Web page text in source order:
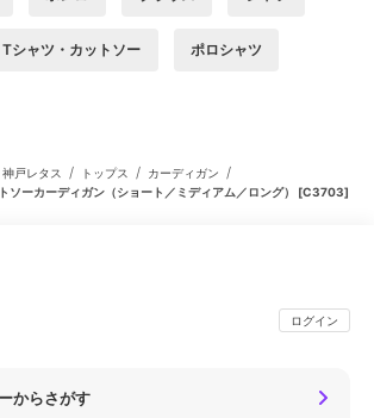
Tシャツ・カットソー ポロシャツ
神戸レタス / トップス / カーディガン /
ソーカーディガン（ショート／ミディアム／ロング） [C3703]
ログイン
からさがす